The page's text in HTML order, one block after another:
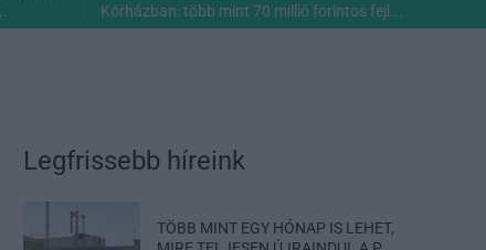
Kórházban: több mint 70 millió forintos fejl...
Legfrissebb híreink
TÖBB MINT EGY HÓNAP IS LEHET,